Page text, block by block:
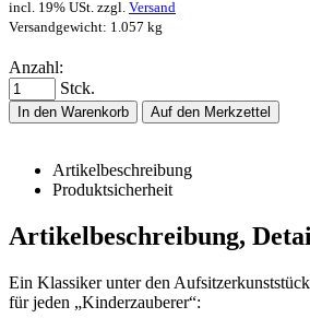
incl. 19% USt. zzgl. Versand
Versandgewicht: 1.057 kg
Anzahl:
Stck.
In den Warenkorb Auf den Merkzettel
Artikelbeschreibung
Produktsicherheit
Artikelbeschreibung,
Ein Klassiker unter den
für jeden „Kinderzauberer“: